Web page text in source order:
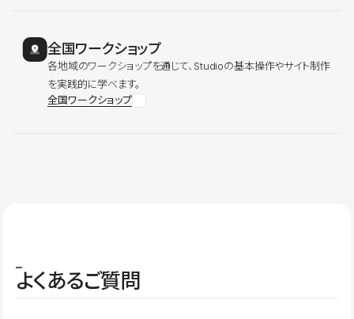
全国ワークショップ
各地域のワークショップを通じて、Studioの基本操作やサイト制作
を実践的に学べます。
全国ワークショップ
よくあるご質問